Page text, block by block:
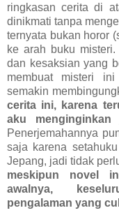
ringkasan cerita di
dinikmati tanpa
ternyata bukan horor
ke arah buku
dan kesaksian yang
membuat misteri
semakin
cerita ini, karena
aku
Penerjemahannya
saja karena
Jepang, jadi tidak
meskipun novel
awalnya,
pengalaman yang